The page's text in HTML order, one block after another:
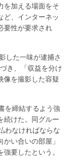
を加える場面をそ
ど、インターネッ
要性が要求され
した一味が逮捕さ
き、「収益を分け
像を撮影した容疑
を締結するよう強
続けた。同グルー
わなければならな
い合いの部屋」
要したという。